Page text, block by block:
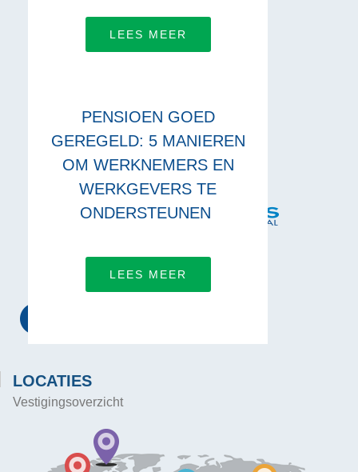
LEES MEER
PENSIOEN GOED
GEREGELD: 5 MANIEREN
OM WERKNEMERS EN
WERKGEVERS TE
ONDERSTEUNEN
LEES MEER
VERBINDING MET ONS
LOCATIES
Vestigingsoverzicht